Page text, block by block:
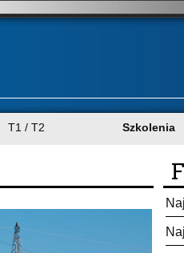
T1 / T2 Szkolenia